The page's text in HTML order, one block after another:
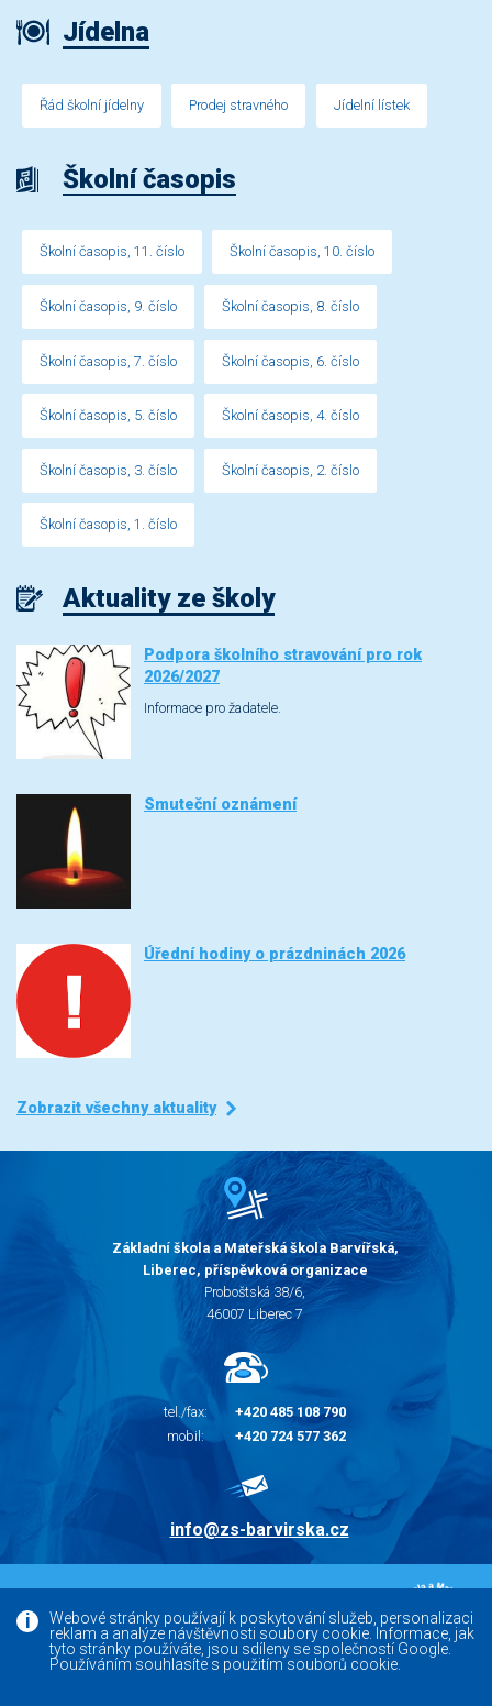
Webové stránky používají k poskytování služeb, personalizaci
reklam a analýze návštěvnosti soubory cookie. Informace, jak
tyto stránky používáte, jsou sdíleny se společností Google.
Používáním souhlasíte s použitím souborů cookie.
Jídelna
Řád školní jídelny Prodej stravného Jídelní lístek
Školní časopis
Školní časopis, 11. číslo Školní časopis, 10. číslo
Školní časopis, 9. číslo Školní časopis, 8. číslo
Školní časopis, 7. číslo Školní časopis, 6. číslo
Školní časopis, 5. číslo Školní časopis, 4. číslo
Školní časopis, 3. číslo Školní časopis, 2. číslo
Školní časopis, 1. číslo
Aktuality ze školy
Podpora školního stravování pro rok
2026/2027
Informace pro žadatele.
Smuteční oznámení
Úřední hodiny o prázdninách 2026
Zobrazit všechny aktuality
Základní škola a Mateřská škola Barvířská,
Liberec, příspěvková organizace
Proboštská 38/6,
46007 Liberec 7
tel./fax:
+420 485 108 790
mobil:
+420 724 577 362
info@zs-barvirska.cz
Facebook